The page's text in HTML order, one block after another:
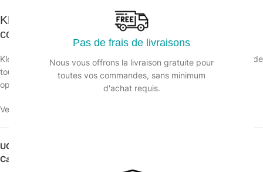
Pas de frais de livraisons
Nous vous offrons la livraison gratuite pour
toutes vos commandes, sans minimum
d'achat requis.
KLEAN+ 3D Détergent dégraissant désinf.
concentré DAILYK PREMIUM – 5L
Klean+ 3D s’utilise pour le nettoyage et la désinfection simultanés de
tous types de sols et surfaces. Nettoie et dégraisse en une seule
opération. Fabriqué en France.
Veuillez vous connecter pour voir les prix.
UGS :
Catégorie :